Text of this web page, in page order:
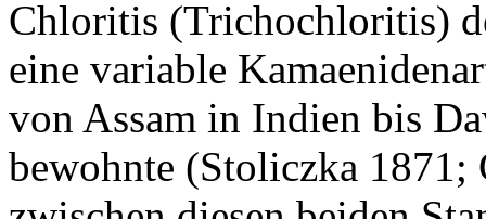
Chloritis (Trichochloritis)
eine variable
von Assam in Indien bis
bewohnte (Stoliczka